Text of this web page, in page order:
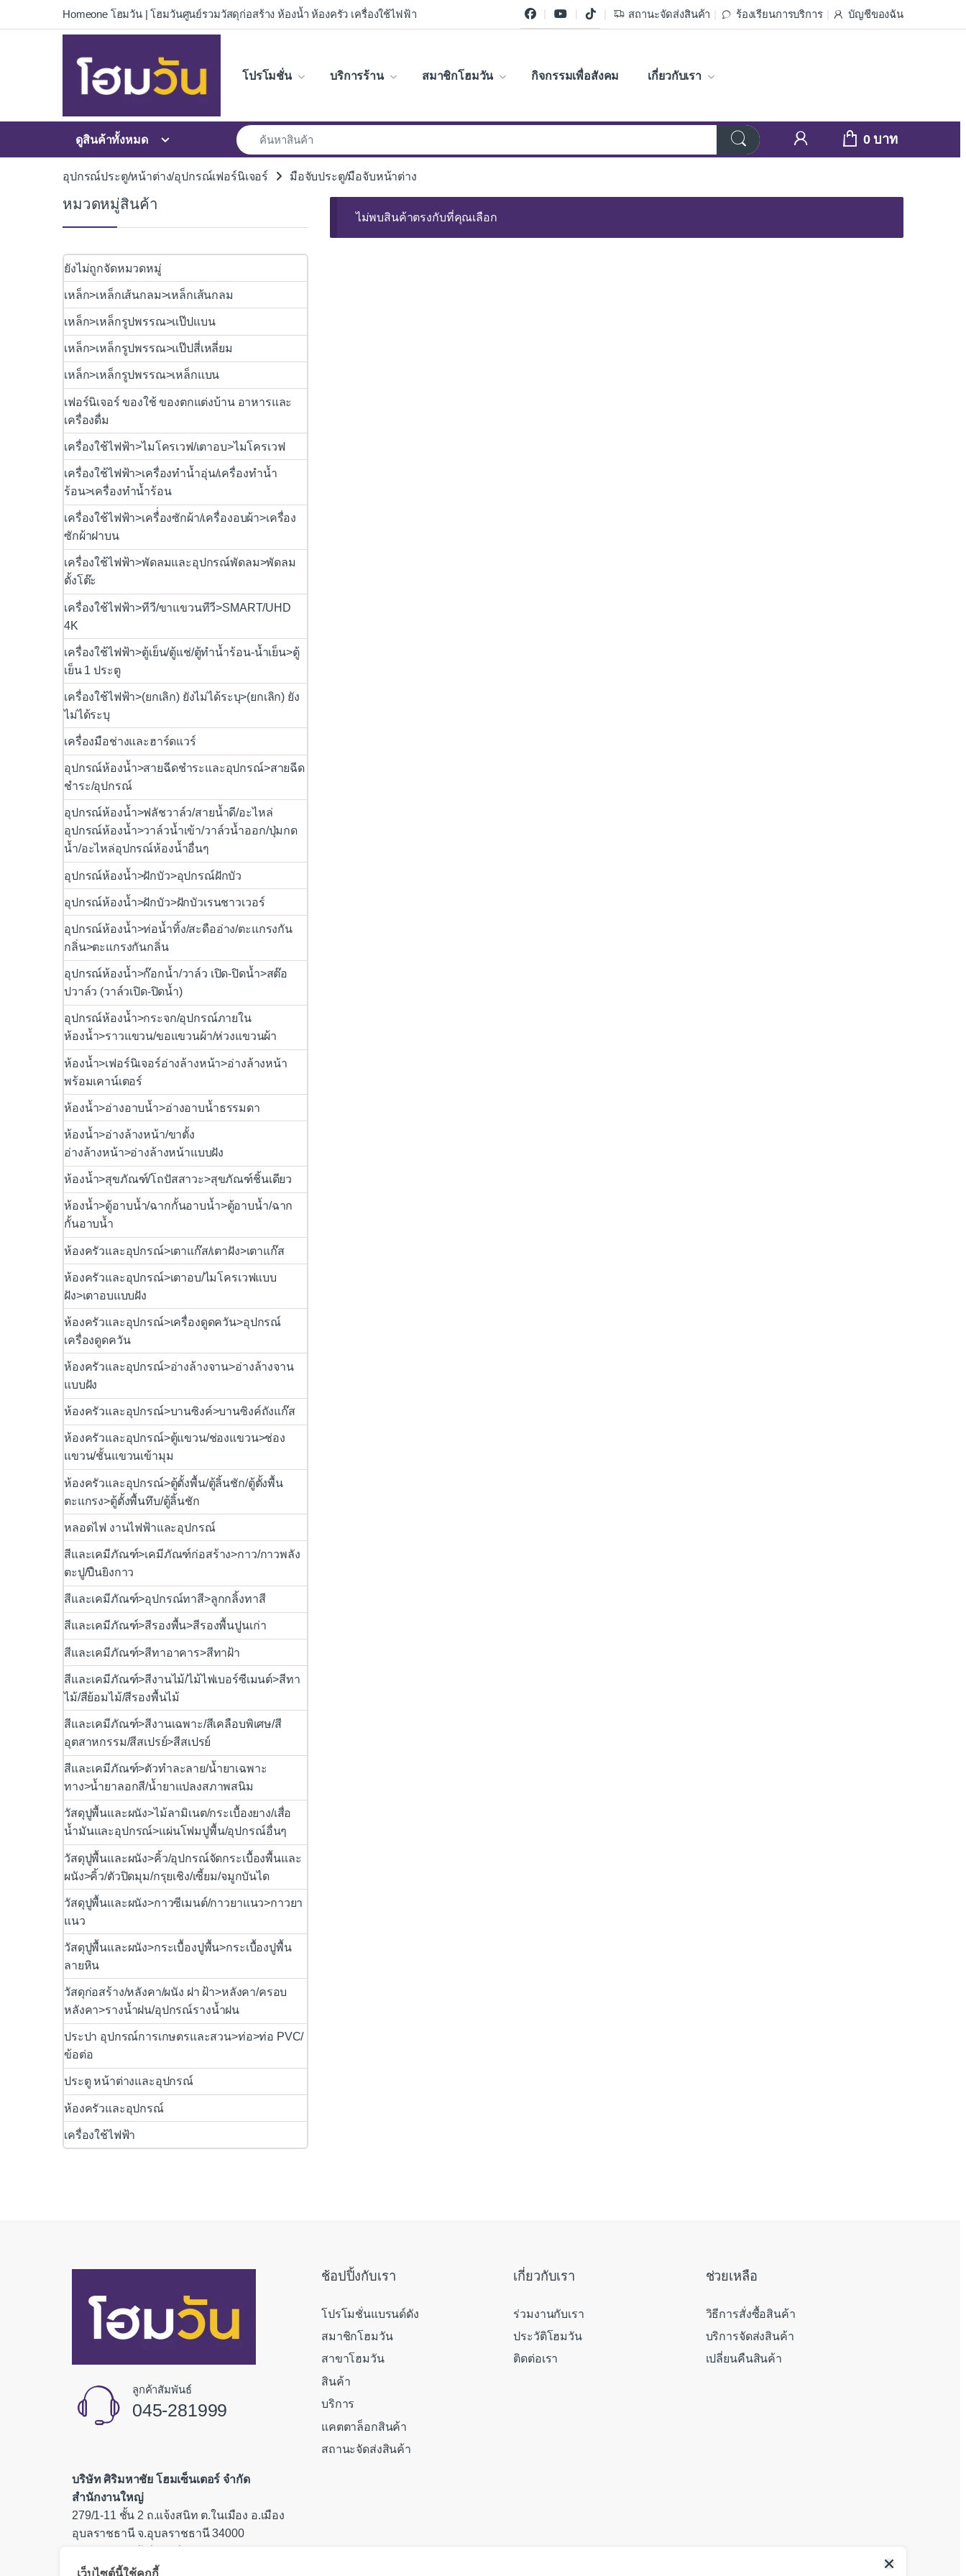
Skip to navigation
Skip to contentHomeone โฮมวัน | โฮมวันศูนย์รวมวัสดุก่อสร้าง ห้องน้ำ ห้องครัว เครื่องใช้ไฟฟ้า สถานะจัดส่งสินค้า ร้องเรียนการบริการ บัญชีของฉัน
โปรโมชั่น บริการร้าน สมาชิกโฮมวัน กิจกรรมเพื่อสังคม เกี่ยวกับเรา
ดูสินค้าทั้งหมด 0
อุปกรณ์ประตู/หน้าต่าง/อุปกรณ์เฟอร์นิเจอร์ มือจับประตู/มือจับหน้าต่าง
ไม่พบสินค้าตรงกับที่คุณเลือก
หมวดหมู่สินค้า
ยังไม่ถูกจัดหมวดหมู่
เหล็ก>เหล็กเส้นกลม>เหล็กเส้นกลม
เหล็ก>เหล็กรูปพรรณ>แป๊ปแบน
เหล็ก>เหล็กรูปพรรณ>แป๊ปสี่เหลี่ยม
เหล็ก>เหล็กรูปพรรณ>เหล็กแบน
เฟอร์นิเจอร์ ของใช้ ของตกแต่งบ้าน อาหารและ
เครื่องดื่ม
เครื่องใช้ไฟฟ้า>ไมโครเวฟ/เตาอบ>ไมโครเวฟ
เครื่องใช้ไฟฟ้า>เครื่องทำน้ำอุ่น/เครื่องทำน้ำ
ร้อน>เครื่องทำน้ำร้อน
เครื่องใช้ไฟฟ้า>เครื่่องซักผ้า/เครื่องอบผ้า>เครื่อง
ซักผ้าฝาบน
เครื่องใช้ไฟฟ้า>พัดลมและอุปกรณ์พัดลม>พัดลม
ตั้งโต๊ะ
เครื่องใช้ไฟฟ้า>ทีวี/ขาแขวนทีวี>SMART/UHD
4K
เครื่องใช้ไฟฟ้า>ตู้เย็น/ตู้แช่/ตู้ทำน้ำร้อน-น้ำเย็น>ตู้
เย็น 1 ประตู
เครื่องใช้ไฟฟ้า>(ยกเลิก) ยังไม่ได้ระบุ>(ยกเลิก) ยัง
ไม่ได้ระบุ
เครื่องมือช่างและฮาร์ดแวร์
อุปกรณ์ห้องน้ำ>สายฉีดชำระและอุปกรณ์>สายฉีด
ชำระ/อุปกรณ์
อุปกรณ์ห้องน้ำ>ฟลัชวาล์ว/สายน้ำดี/อะไหล่
อุปกรณ์ห้องน้ำ>วาล์วน้ำเข้า/วาล์วน้ำออก/ปุ่มกด
น้ำ/อะไหล่อุปกรณ์ห้องน้ำอื่นๆ
อุปกรณ์ห้องน้ำ>ฝักบัว>อุปกรณ์ฝักบัว
อุปกรณ์ห้องน้ำ>ฝักบัว>ฝักบัวเรนชาวเวอร์
อุปกรณ์ห้องน้ำ>ท่อน้ำทิ้ง/สะดืออ่าง/ตะแกรงกัน
กลิ่น>ตะแกรงกันกลิ่น
อุปกรณ์ห้องน้ำ>ก๊อกน้ำ/วาล์ว เปิด-ปิดน้ำ>สต๊อ
ปวาล์ว (วาล์วเปิด-ปิดน้ำ)
อุปกรณ์ห้องน้ำ>กระจก/อุปกรณ์ภายใน
ห้องน้ำ>ราวแขวน/ขอแขวนผ้า/ห่วงแขวนผ้า
ห้องน้ำ>เฟอร์นิเจอร์อ่างล้างหน้า>อ่างล้างหน้า
พร้อมเคาน์เตอร์
ห้องน้ำ>อ่างอาบน้ำ>อ่างอาบน้ำธรรมดา
ห้องน้ำ>อ่างล้างหน้า/ขาตั้ง
อ่างล้างหน้า>อ่างล้างหน้าแบบฝัง
ห้องน้ำ>สุขภัณฑ์/โถปัสสาวะ>สุขภัณฑ์ชิ้นเดียว
ห้องน้ำ>ตู้อาบน้ำ/ฉากกั้นอาบน้ำ>ตู้อาบน้ำ/ฉาก
กั้นอาบน้ำ
ห้องครัวและอุปกรณ์>เตาแก๊ส/เตาฝัง>เตาแก๊ส
ห้องครัวและอุปกรณ์>เตาอบ/ไมโครเวฟแบบ
ฝัง>เตาอบแบบฝัง
ห้องครัวและอุปกรณ์>เครื่องดูดควัน>อุปกรณ์
เครื่องดูดควัน
ห้องครัวและอุปกรณ์>อ่างล้างจาน>อ่างล้างจาน
แบบฝัง
ห้องครัวและอุปกรณ์>บานซิงค์>บานซิงค์ถังแก๊ส
ห้องครัวและอุปกรณ์>ตู้แขวน/ช่องแขวน>ช่อง
แขวน/ชั้นแขวนเข้ามุม
ห้องครัวและอุปกรณ์>ตู้ตั้งพื้น/ตู้ลิ้นชัก/ตู้ตั้งพื้น
ตะแกรง>ตู้ตั้งพื้นทึบ/ตู้ลิ้นชัก
หลอดไฟ งานไฟฟ้าและอุปกรณ์
สีและเคมีภัณฑ์>เคมีภัณฑ์ก่อสร้าง>กาว/กาวพลัง
ตะปู/ปืนยิงกาว
สีและเคมีภัณฑ์>อุปกรณ์ทาสี>ลูกกลิ้งทาสี
สีและเคมีภัณฑ์>สีรองพื้น>สีรองพื้นปูนเก่า
สีและเคมีภัณฑ์>สีทาอาคาร>สีทาฝ้า
สีและเคมีภัณฑ์>สีงานไม้/ไม้ไฟเบอร์ซีเมนต์>สีทา
ไม้/สีย้อมไม้/สีรองพื้นไม้
สีและเคมีภัณฑ์>สีงานเฉพาะ/สีเคลือบพิเศษ/สี
อุตสาหกรรม/สีสเปรย์>สีสเปรย์
สีและเคมีภัณฑ์>ตัวทำละลาย/น้ำยาเฉพาะ
ทาง>น้ำยาลอกสี/น้ำยาแปลงสภาพสนิม
วัสดุปูพื้นและผนัง>ไม้ลามิเนต/กระเบื้องยาง/เสื่อ
น้ำมันและอุปกรณ์>แผ่นโฟมปูพื้น/อุปกรณ์อื่นๆ
วัสดุปูพื้นและผนัง>คิ้ว/อุปกรณ์จัดกระเบื้องพื้นและ
ผนัง>คิ้ว/ตัวปิดมุม/กรุยเชิง/เซี้ยม/จมูกบันได
วัสดุปูพื้นและผนัง>กาวซีเมนต์/กาวยาแนว>กาวยา
แนว
วัสดุปูพื้นและผนัง>กระเบื้องปูพื้น>กระเบื้องปูพื้น
ลายหิน
วัสดุก่อสร้าง/หลังคา/ผนัง ฝา ฝ้า>หลังคา/ครอบ
หลังคา>รางน้ำฝน/อุปกรณ์รางน้ำฝน
ประปา อุปกรณ์การเกษตรและสวน>ท่อ>ท่อ PVC/
ข้อต่อ
ประตู หน้าต่างและอุปกรณ์
ห้องครัวและอุปกรณ์
เครื่องใช้ไฟฟ้า
ลูกค้าสัมพันธ์
045-281999
บริษัท ศิริมหาชัย โฮมเซ็นเตอร์ จำกัด
สำนักงานใหญ่
279/1-11 ชั้น 2 ถ.แจ้งสนิท ต.ในเมือง อ.เมือง
อุบลราชธานี จ.อุบลราชธานี 34000
ช้อปปิ้งกับเรา
โปรโมชั่นแบรนด์ดัง
สมาชิกโฮมวัน
สาขาโฮมวัน
สินค้า
บริการ
แคตตาล็อกสินค้า
สถานะจัดส่งสินค้า
เกี่ยวกับเรา
ร่วมงานกับเรา
ประวัติโฮมวัน
ติดต่อเรา
ช่วยเหลือ
วิธีการสั่งซื้อสินค้า
บริการจัดส่งสินค้า
เปลี่ยนคืนสินค้า
เว็บไซต์นี้ใช้คุกกี้